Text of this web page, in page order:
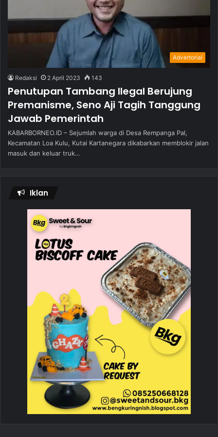
Advertorial
Redaksi 2 April 2023 143
Penutupan Tambang Ilegal Berujung
Premanisme, Seno Aji Tagih Tanggung
Jawab Pemerintah
KABARBORNEO.ID – Sejumlah warga di Desa Rempanga Pal,
Kecamatan Loa Kulu, Kutai Kartanegara dikabarkan memblokir jalan
masuk dan keluar truk…
Iklan